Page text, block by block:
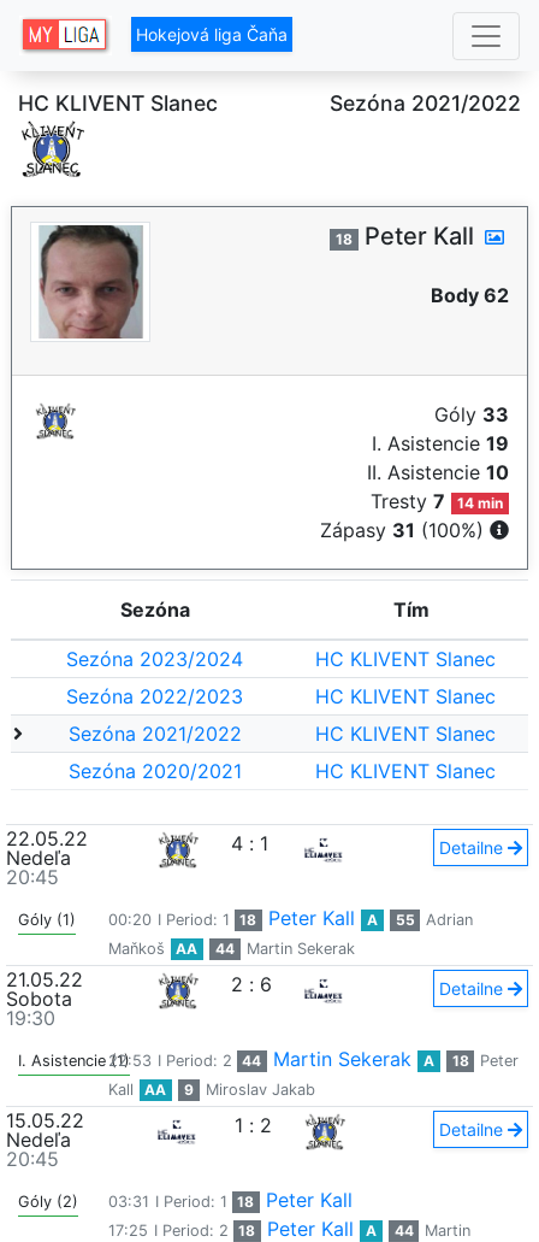
Hokejová liga Čaňa
HC KLIVENT Slanec Sezóna 2021/2022
18 Peter Kall
Body 62
Góly 33
I. Asistencie 19
II. Asistencie 10
Tresty7 14 min
Zápasy 31 (100%)
Sezóna Tím
Sezóna 2023/2024
HC KLIVENT Slanec
Sezóna 2022/2023
HC KLIVENT Slanec
Sezóna 2021/2022
HC KLIVENT Slanec
Sezóna 2020/2021
HC KLIVENT Slanec
22.05.22
Nedeľa
20:45
4 : 1 Detailne
Góly (1) 00:20 I Period: 1 18 Peter Kall A 55
Adrian
Maňkoš
AA 44 Martin Sekerak
21.05.22
Sobota
19:30
2 : 6 Detailne
I. Asistencie (1)22:53 I Period: 2 44 Martin Sekerak A 18
Peter
Kall
AA 9 Miroslav Jakab
15.05.22
Nedeľa
20:45
1 : 2 Detailne
Góly (2) 03:31 I Period: 1 18 Peter Kall
17:25 I Period: 2 18 Peter Kall A 44
Martin